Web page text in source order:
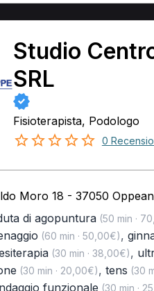
Studio
SRL
Fisioterapista, Podologo
0
Moro 18 - 37050
di agopuntura(50 min ·
(60 min · 50,00€),
(30 min · 38,00€),
(30 min · 20,00€), tens (30
funzionale (30 min ·